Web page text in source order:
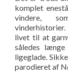
komplet
vindere,
livet til at
således
ligeglade.
parodieret af